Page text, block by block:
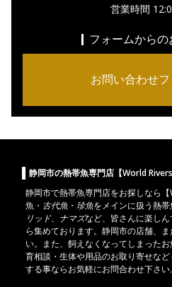
営業時間
フォームからの
お問い合わせ
静岡市の熱帯魚専門店【World Rivers
静岡市で熱帯魚専門店をお探しなら
魚 ・ 古代魚 ・ 珍魚をメインに扱う熱帯
リッド、 ナマズなど、皆さんに楽し
ら集めております。静岡市の店舗、
い。また、飼えなくなってしまった
育相談・生体や用品のお取り寄せな
する事ならお気軽にお問合わせ下さい。